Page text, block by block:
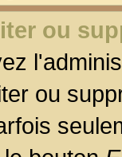
ou
ou